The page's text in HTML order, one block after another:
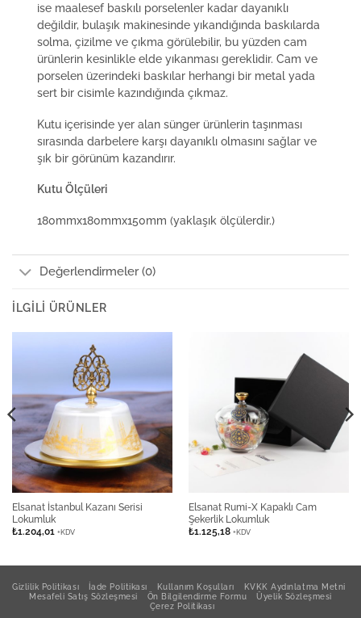
ise maalesef baskılı porselenler kadar dayanıklı
değildir, bulaşık makinesinde yıkandığında baskılarda
solma, çizilme ve çıkma görülebilir, bu yüzden cam
ürünlerin kesinlikle elde yıkanması gereklidir. Cam ve
porselen üzerindeki baskılar herhangi bir metal yada
sert bir cisimle kazındığında çıkmaz.
Kutu içerisinde yer alan sünger ürünlerin taşınması
sırasında darbelere karşı dayanıklı olmasını sağlar ve
şık bir görünüm kazandırır.
Kutu Ölçüleri
180mmx180mmx150mm (yaklaşık ölçülerdir.)
Değerlendirmeler (0)
İLGILI ÜRÜNLER
Elsanat İstanbul Kazanı Serisi
Lokumluk
₺1.204,01 +KDV
Elsanat Rumi-X Kapaklı Cam
Şekerlik Lokumluk
₺1.125,18 +KDV
Gizlilik Politikası İade Politikası Kullanım Koşulları
KVKK Aydınlatma Metni
Mesafeli Satış Sözleşmesi
Ön Bilgilendirme Formu
Üyelik Sözleşmesi
Çerez Politikası